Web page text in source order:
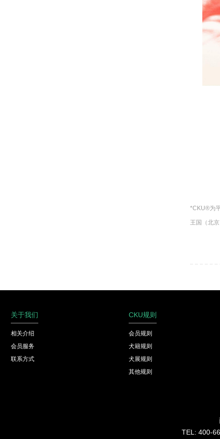
*CKU®为
王国（北
关于我们
相关介绍
会员服务
联系方式
CKU规则
会员规则
犬籍规则
犬展规则
其他规则
TEL: 400-